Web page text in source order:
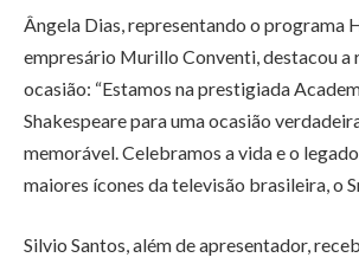
Ângela Dias, representando o programa
empresário Murillo Conventi, destacou a
ocasião: “Estamos na prestigiada
Shakespeare para uma ocasião
memorável. Celebramos a vida e o
maiores ícones da televisão brasileira, o
Silvio Santos, além de apresentador,